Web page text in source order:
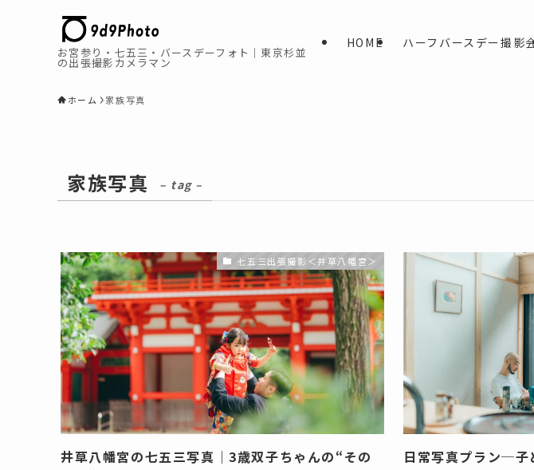
お宮参り・七五三・バースデーフォト｜東京杉並
の出張撮影カメラマン
HOME ハーフバースデー撮影
ホーム 家族写真
家族写真 – tag –
七五三出張撮影＜井草八幡宮＞
井草八幡宮の七五三写真｜3歳双子ちゃんの“その
日常写真プラン─子